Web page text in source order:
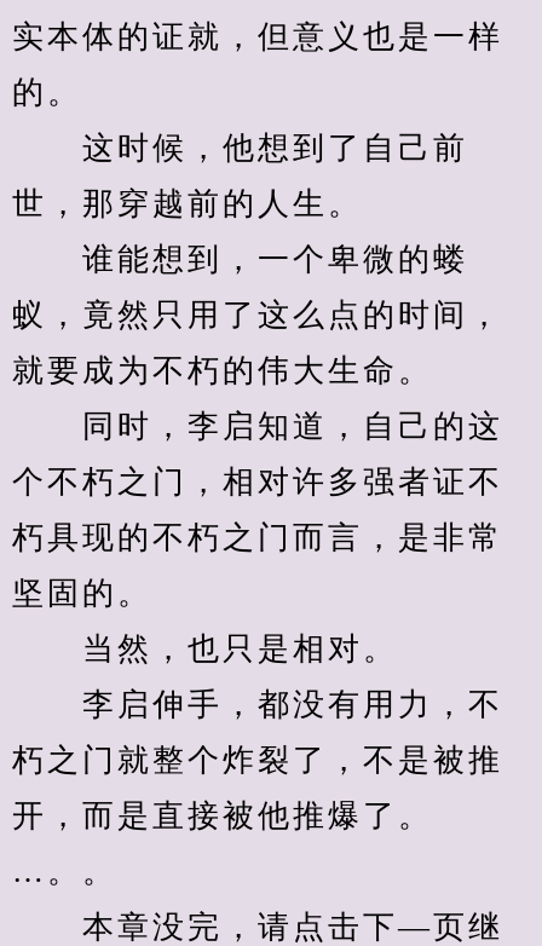
实本体的证就，但意义也是一样
的。
这时候，他想到了自己前
世，那穿越前的人生。
谁能想到，一个卑微的蝼
蚁，竟然只用了这么点的时间，
就要成为不朽的伟大生命。
同时，李启知道，自己的这
个不朽之门，相对许多强者证不
朽具现的不朽之门而言，是非常
坚固的。
当然，也只是相对。
李启伸手，都没有用力，不
朽之门就整个炸裂了，不是被推
开，而是直接被他推爆了。
…。。
本章没完，请点击下—页继